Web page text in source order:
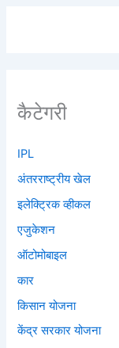
कैटेगरी
IPL
अंतरराष्ट्रीय खेल
इलेक्ट्रिक व्हीकल
एजुकेशन
ऑटोमोबाइल
कार
किसान योजना
केंद्र सरकार योजना